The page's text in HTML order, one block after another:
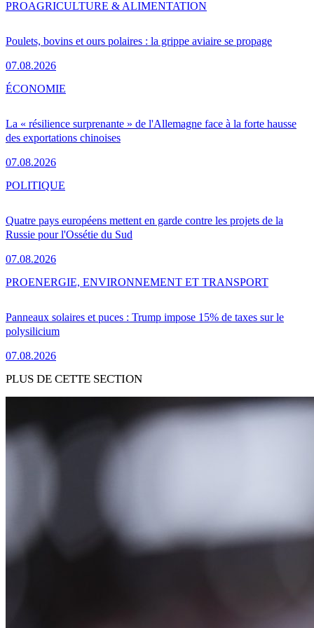
Poulets, bovins et ours polaires : la grippe aviaire se propage
07.08.2026
PROAGRICULTURE & ALIMENTATION
La « résilience surprenante » de l'Allemagne face à la forte hausse
des exportations chinoises
07.08.2026
ÉCONOMIE
Quatre pays européens mettent en garde contre les projets de la
Russie pour l'Ossétie du Sud
07.08.2026
POLITIQUE
Panneaux solaires et puces : Trump impose 15% de taxes sur le
polysilicium
07.08.2026
PROENERGIE, ENVIRONNEMENT ET TRANSPORT
PLUS DE CETTE SECTION